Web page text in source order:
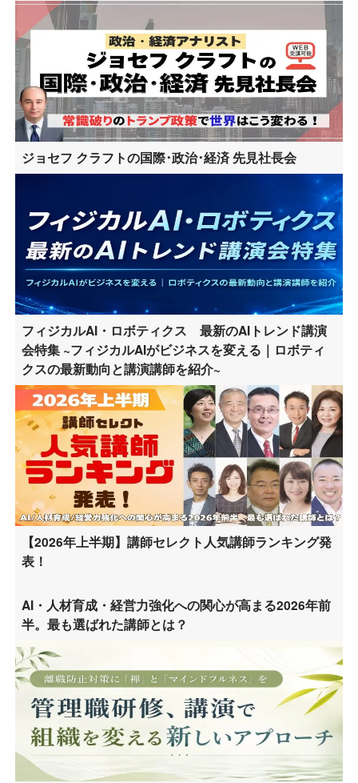
ジョセフ クラフトの国際･政治･経済 先見社長会
フィジカルAI・ロボティクス 最新のAIトレンド講演
会特集 ~フィジカルAIがビジネスを変える｜ロボティ
クスの最新動向と講演講師を紹介~
【2026年上半期】講師セレクト人気講師ランキング発
表！
AI・人材育成・経営力強化への関心が高まる2026年前
半。最も選ばれた講師とは？